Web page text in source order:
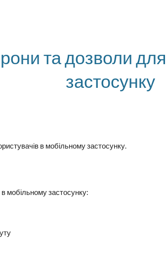
та дозволи
застосунку
в мобільному застосунку.
мобільному застосунку: